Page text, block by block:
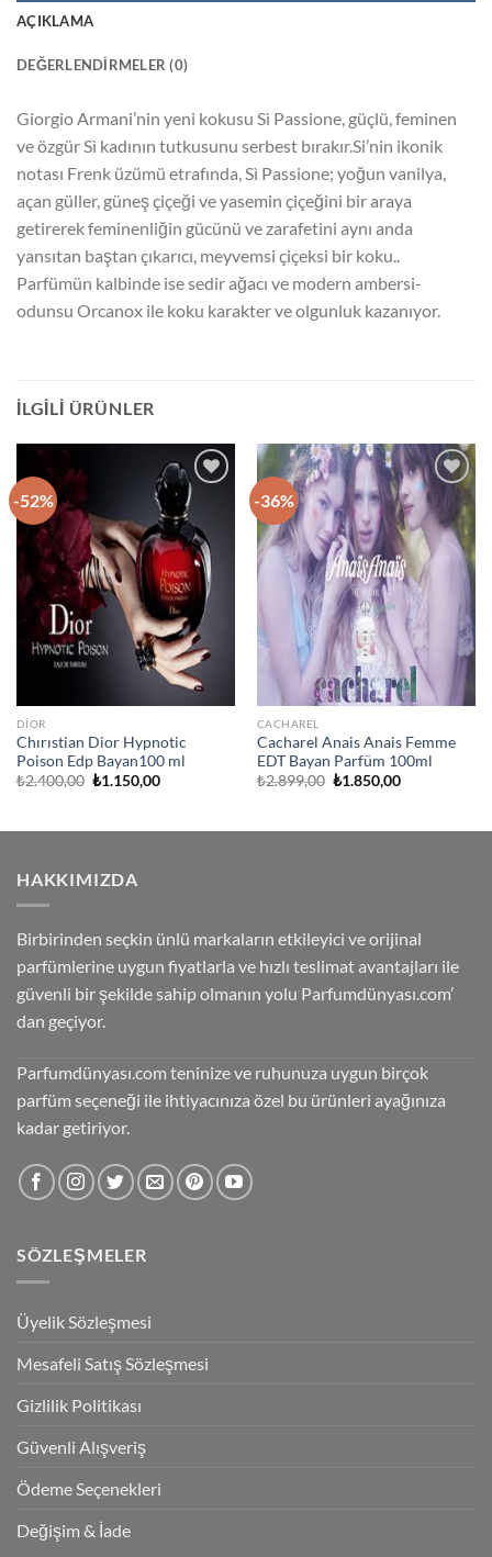
AÇIKLAMA
DEĞERLENDIRMELER (0)
Giorgio Armani’nin yeni kokusu Sì Passione, güçlü, feminen
ve özgür Sì kadının tutkusunu serbest bırakır.Si’nin ikonik
notası Frenk üzümü etrafında, Sì Passione; yoğun vanilya,
açan güller, güneş çiçeği ve yasemin çiçeğini bir araya
getirerek feminenliğin gücünü ve zarafetini aynı anda
yansıtan baştan çıkarıcı, meyvemsi çiçeksi bir koku..
Parfümün kalbinde ise sedir ağacı ve modern ambersi-
odunsu Orcanox ile koku karakter ve olgunluk kazanıyor.
İLGILI ÜRÜNLER
-52%
İstek
Listeme
Ekle
DIOR
Chırıstian Dior Hypnotic
Poison Edp Bayan100 ml
₺2.400,00 Orijinal
₺1.150,00Şu
-36%
İstek
Listeme
Ekle
CACHAREL
Cacharel Anais Anais Femme
EDT Bayan Parfüm 100ml
₺2.899,00 Orijinal
₺1.850,00Şu
HAKKIMIZDA
Birbirinden seçkin ünlü markaların etkileyici ve orijinal
parfümlerine uygun fiyatlarla ve hızlı teslimat avantajları ile
güvenli bir şekilde sahip olmanın yolu Parfumdünyası.com’
dan geçiyor.
Parfumdünyası.com teninize ve ruhunuza uygun birçok
parfüm seçeneği ile ihtiyacınıza özel bu ürünleri ayağınıza
kadar getiriyor.
SÖZLEŞMELER
Üyelik Sözleşmesi
Mesafeli Satış Sözleşmesi
Gizlilik Politikası
Güvenli Alışveriş
Ödeme Seçenekleri
Değişim & İade